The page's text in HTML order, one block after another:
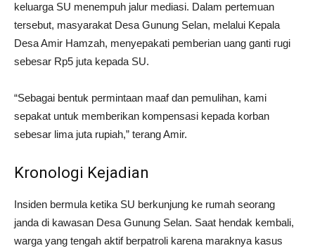
keluarga SU menempuh jalur mediasi. Dalam pertemuan
tersebut, masyarakat Desa Gunung Selan, melalui Kepala
Desa Amir Hamzah, menyepakati pemberian uang ganti rugi
sebesar Rp5 juta kepada SU.
“Sebagai bentuk permintaan maaf dan pemulihan, kami
sepakat untuk memberikan kompensasi kepada korban
sebesar lima juta rupiah,” terang Amir.
Kronologi Kejadian
Insiden bermula ketika SU berkunjung ke rumah seorang
janda di kawasan Desa Gunung Selan. Saat hendak kembali,
warga yang tengah aktif berpatroli karena maraknya kasus